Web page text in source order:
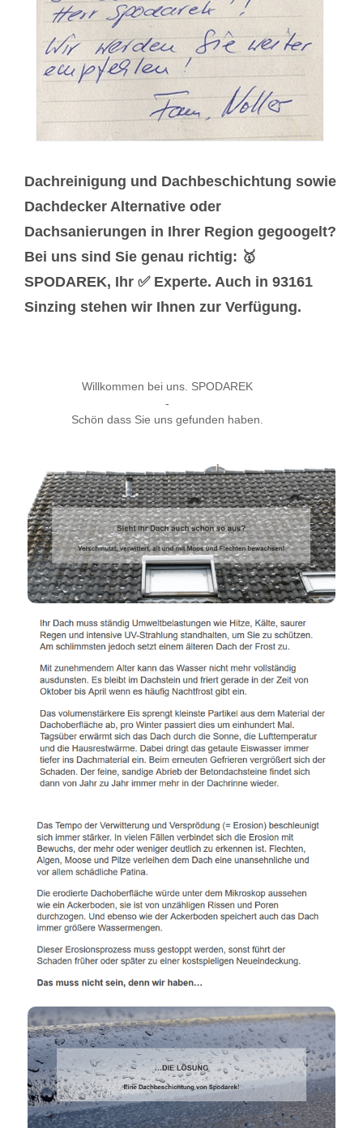
Dachreinigung und Dachbeschichtung sowie
Dachdecker Alternative oder
Dachsanierungen in Ihrer Region gegoogelt?
Bei uns sind Sie genau richtig: 🥇
SPODAREK, Ihr ✅ Experte. Auch in 93161
Sinzing stehen wir Ihnen zur Verfügung.
Willkommen bei uns. SPODAREK
-
Schön dass Sie uns gefunden haben.